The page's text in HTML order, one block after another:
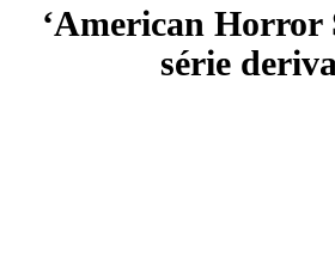
‘American Horror
série